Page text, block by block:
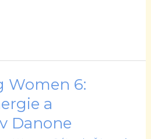
Women 6:
a
Danone